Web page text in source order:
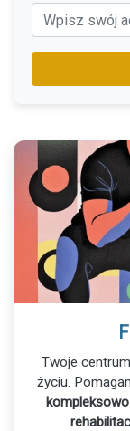
Twoje
życiu.